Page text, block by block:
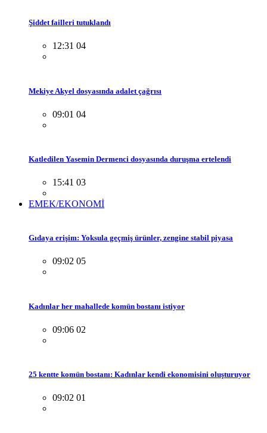
Şiddet failleri tutuklandı
12:31 04
Mekiye Akyel dosyasında adalet çağrısı
09:01 04
Katledilen Yasemin Dermenci dosyasında duruşma ertelendi
15:41 03
EMEK/EKONOMİ
Gıdaya erişim: Yoksula geçmiş ürünler, zengine stabil piyasa
09:02 05
Kadınlar her mahallede komün bostanı istiyor
09:06 02
25 kentte komün bostanı: Kadınlar kendi ekonomisini oluşturuyor
09:02 01